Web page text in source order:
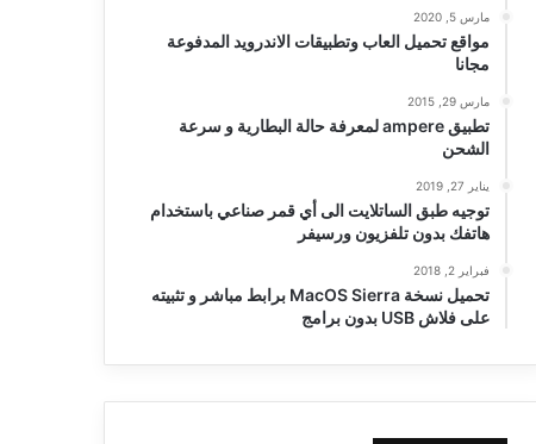
مارس 5, 2020
مواقع تحميل العاب وتطبيقات الاندرويد المدفوعة
مجانا
مارس 29, 2015
تطبيق ampere لمعرفة حالة البطارية و سرعة
الشحن
يناير 27, 2019
توجيه طبق الساتلايت الى أي قمر صناعي باستخدام
هاتفك بدون تلفزيون ورسيفر
فبراير 2, 2018
تحميل نسخة MacOS Sierra برابط مباشر و تثبيته
على فلاش USB بدون برامج